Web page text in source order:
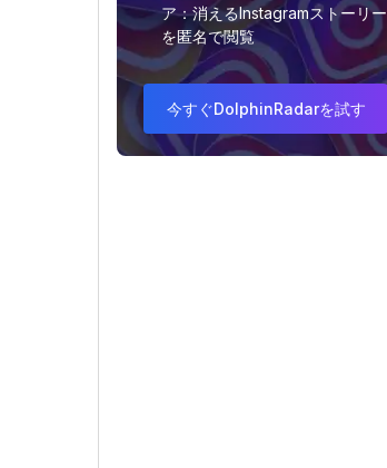
ア：消えるInstagramストーリー
を匿名で閲覧
今すぐDolphinRadarを試す